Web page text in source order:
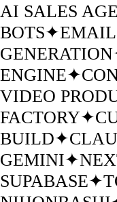
AI SALES
BOTS✦EMAIL
GENERATION
ENGINE✦
VIDEO
FACTORY✦
BUILD✦
GEMINI✦
SUPABASE✦